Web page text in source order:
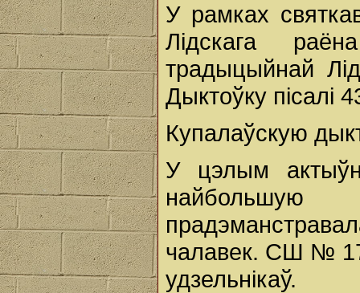
У рамках
Лідскага
традыцыйнай
Дыктоўку пісалі
Купалаўскую
У цэлым
найбольшую
чалавек. СШ №
удзельнікаў.